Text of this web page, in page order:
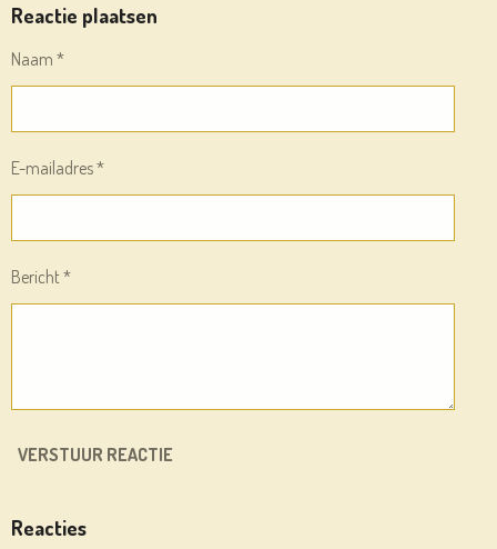
E
N
L
R
E
E
N
Reactie plaatsen
Naam *
E-mailadres *
Bericht *
VERSTUUR REACTIE
Reacties